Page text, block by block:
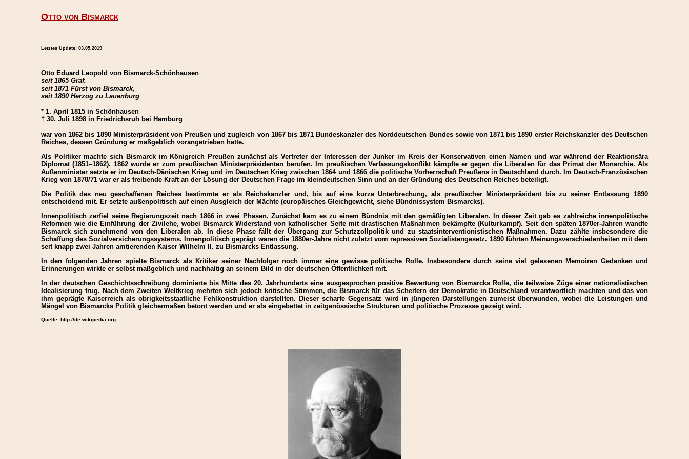
Otto von Bismarck
Letztes Update: 03.05.2019
Otto Eduard Leopold von Bismarck-Schönhausen
seit 1865 Graf,
seit 1871 Fürst von Bismarck,
seit 1890 Herzog zu Lauenburg
* 1. April 1815 in Schönhausen
† 30. Juli 1898 in Friedrichsruh bei Hamburg
war von 1862 bis 1890 Ministerpräsident von Preußen und zugleich von 1867 bis 1871 Bundeskanzler des Norddeutschen Bundes sowie von 1871 bis 1890 erster Reichskanzler des Deutschen
Reiches, dessen Gründung er maßgeblich vorangetrieben hatte.
Als Politiker machte sich Bismarck im Königreich Preußen zunächst als Vertreter der Interessen der Junker im Kreis der Konservativen einen Namen und war während der Reaktionsära
Diplomat (1851–1862). 1862 wurde er zum preußischen Ministerpräsidenten berufen. Im preußischen Verfassungskonflikt kämpfte er gegen die Liberalen für das Primat der Monarchie. Als
Außenminister setzte er im Deutsch-Dänischen Krieg und im Deutschen Krieg zwischen 1864 und 1866 die politische Vorherrschaft Preußens in Deutschland durch. Im Deutsch-Französischen
Krieg von 1870/71 war er als treibende Kraft an der Lösung der Deutschen Frage im kleindeutschen Sinn und an der Gründung des Deutschen Reiches beteiligt.
Die Politik des neu geschaffenen Reiches bestimmte er als Reichskanzler und, bis auf eine kurze Unterbrechung, als preußischer Ministerpräsident bis zu seiner Entlassung 1890
entscheidend mit. Er setzte außenpolitisch auf einen Ausgleich der Mächte (europäisches Gleichgewicht, siehe Bündnissystem Bismarcks).
Innenpolitisch zerfiel seine Regierungszeit nach 1866 in zwei Phasen. Zunächst kam es zu einem Bündnis mit den gemäßigten Liberalen. In dieser Zeit gab es zahlreiche innenpolitische
Reformen wie die Einführung der Zivilehe, wobei Bismarck Widerstand von katholischer Seite mit drastischen Maßnahmen bekämpfte (Kulturkampf). Seit den späten 1870er-Jahren wandte
Bismarck sich zunehmend von den Liberalen ab. In diese Phase fällt der Übergang zur Schutzzollpolitik und zu staatsinterventionistischen Maßnahmen. Dazu zählte insbesondere die
Schaffung des Sozialversicherungssystems. Innenpolitisch geprägt waren die 1880er-Jahre nicht zuletzt vom repressiven Sozialistengesetz. 1890 führten Meinungsverschiedenheiten mit dem
seit knapp zwei Jahren amtierenden Kaiser Wilhelm II. zu Bismarcks Entlassung.
In den folgenden Jahren spielte Bismarck als Kritiker seiner Nachfolger noch immer eine gewisse politische Rolle. Insbesondere durch seine viel gelesenen Memoiren Gedanken und
Erinnerungen wirkte er selbst maßgeblich und nachhaltig an seinem Bild in der deutschen Öffentlichkeit mit.
In der deutschen Geschichtsschreibung dominierte bis Mitte des 20. Jahrhunderts eine ausgesprochen positive Bewertung von Bismarcks Rolle, die teilweise Züge einer nationalistischen
Idealisierung trug. Nach dem Zweiten Weltkrieg mehrten sich jedoch kritische Stimmen, die Bismarck für das Scheitern der Demokratie in Deutschland verantwortlich machten und das von
ihm geprägte Kaiserreich als obrigkeitsstaatliche Fehlkonstruktion darstellten. Dieser scharfe Gegensatz wird in jüngeren Darstellungen zumeist überwunden, wobei die Leistungen und
Mängel von Bismarcks Politik gleichermaßen betont werden und er als eingebettet in zeitgenössische Strukturen und politische Prozesse gezeigt wird.
Quelle: http://de.wikipedia.org